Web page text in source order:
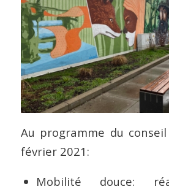
Au programme du
février 2021:
Mobilité douce: